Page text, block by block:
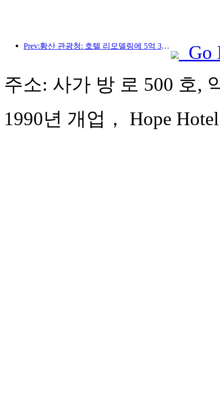
Prev:황산 관광청: 호텔 리모델링에 5억 3천만 위안 투자 계획
Go
주소: 사가 방 로 500 호,
1990년 개업， Hope